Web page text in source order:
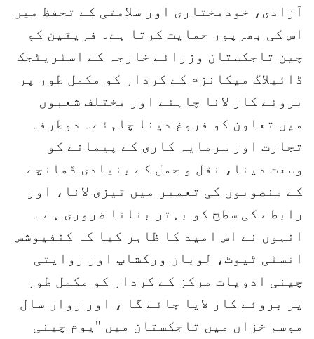
آزادی، خودمختاری اور سلامتی کے تحفظ میں
اس کی بھرپور حمایت کرتا ہے۔ فریقین کو
چین تاجکستان وزرائے خارجہ کے اسٹریٹجک
ڈائیلاگ میکانزم کے کردار کو مکمل طور پر
بروئے کار لانا چاہئے اور مختلف شعبوں
میں تعاون کو فروغ دینا چاہئے۔ دوطرفہ
تجارت اور سرمایہ کاری کے پیمانے کو
وسعت دینا، نقل و حمل کے بنیادی ڈھانچے
کے منصوبوں کی تعمیر میں تیزی لانا، اور
رابطے کی سطح کو بہتر بنانا ضروری ہے ۔
انہوں نے اس امید کا ظاہر کیا کہ کنفیوشس
انسٹی ٹیوٹ، لوبان ورکشاپ اور روایتی
چینی ادویات مرکز کے کردار کو مکمل طور
پر بروئے کار لایا جائے گا ، اور رواں سال
موسم خزاں میں تاجکستان میں "یوم چینی